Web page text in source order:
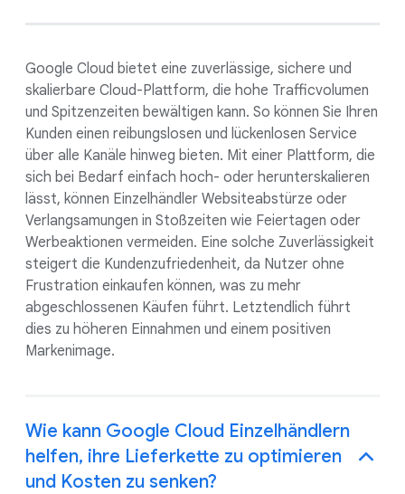
Google Cloud bietet eine zuverlässige, sichere und
skalierbare Cloud-Plattform, die hohe Trafficvolumen
und Spitzenzeiten bewältigen kann. So können Sie Ihren
Kunden einen reibungslosen und lückenlosen Service
über alle Kanäle hinweg bieten. Mit einer Plattform, die
sich bei Bedarf einfach hoch- oder herunterskalieren
lässt, können Einzelhändler Websiteabstürze oder
Verlangsamungen in Stoßzeiten wie Feiertagen oder
Werbeaktionen vermeiden. Eine solche Zuverlässigkeit
steigert die Kundenzufriedenheit, da Nutzer ohne
Frustration einkaufen können, was zu mehr
abgeschlossenen Käufen führt. Letztendlich führt
dies zu höheren Einnahmen und einem positiven
Markenimage.
Wie kann Google Cloud Einzelhändlern
helfen, ihre Lieferkette zu optimieren
und Kosten zu senken?